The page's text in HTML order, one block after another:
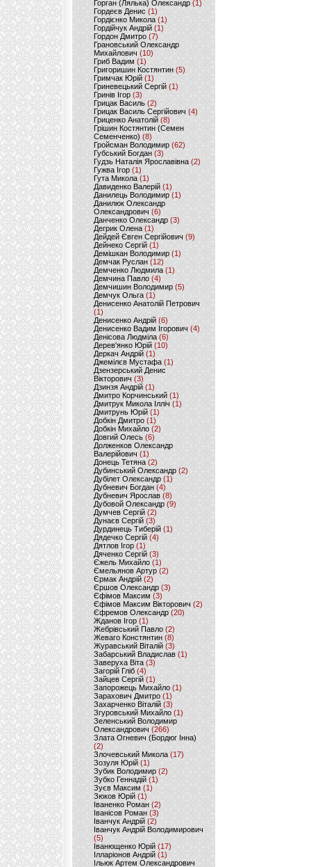
Горган (Лялька) Олександр(1)
Гордеєв Денис (1)
Гордієнко Микола (1)
Гордійчук Андрій (1)
Гордон Дмитро (7)
Грановський Олександр
Михайлович (10)
Гриб Вадим (1)
Григоришин Костянтин (5)
Гримчак Юрій(1)
Гриневецький Сергій(1)
Гринів Ігор (3)
Грицак Василь (2)
Грицак Василь Сергійович (4)
Гриценко Анатолій (8)
Грішин Костянтин (Семен
Семенченко)(8)
Гройсман Володимир(62)
Губський Богдан (3)
Гудзь Наталія Ярославівна(2)
Гужва Ігор (1)
Гута Микола (1)
Давиденко Валерій (1)
Данилець Володимир(1)
Данилюк Олександр
Олександрович (6)
Данченко Олександр (3)
Дегрик Олена(1)
Дейдей Євген Сергійович(9)
Дейнеко Сергій (1)
Демішкан Володимир(1)
Демчак Руслан (12)
Демченко Людмила (1)
Демчина Павло (4)
Демчишин Володимир (5)
Демчук Ольга(1)
Денисенко Анатолій Петрович
(1)
Денисенко Андрій (6)
Денисенко Вадим Ігорович (4)
Денісова Людміла(6)
Дерев'янко Юрій(10)
Деркач Андрій(1)
Джемілєв Мустафа (1)
Дзензерський Денис
Вікторович (3)
Дзинзя Андрій (1)
Дмитро Корчинський (1)
Дмитрук Микола Ілліч (1)
Дмитрунь Юрій (1)
Добкін Дмитро(1)
Добкін Михайло (2)
Довгий Олесь (6)
Долженков Олександр
Валерійович (1)
Донець Тетяна (2)
Дубинський Олександр(2)
Дубілет Олександр (1)
Дубневич Богдан (4)
Дубневич Ярослав (8)
Дубовой Олександр(9)
Думчев Сергій (2)
Дунаєв Сергій(3)
Дурдинець Тиберій (1)
Дядечко Сергій (4)
Дятлов Ігор (1)
Дяченко Сергій (3)
Єжель Михайло (1)
Ємельянов Артур (2)
Єрмак Андрій (2)
Єршов Олександр (3)
Єфімов Максим (3)
Єфімов Максим Вікторович (2)
Єфремов Олександр (20)
Жданов Ігор (1)
Жебрівський Павло (2)
Жеваго Констянтин (8)
Журавський Віталій (3)
Забарський Владислав (1)
Заверуха Віта (3)
Загорій Гліб (4)
Зайцев Сергій(1)
Запорожець Михайло (1)
Зарахович Дмитро (1)
Захарченко Віталій (3)
Згуровський Михайло (1)
Зеленський Володимир
Олександрович (266)
Злата Огневич (Бордюг Інна)
(2)
Злочевський Микола(17)
Зозуля Юрій (1)
Зубик Володимир (2)
Зубко Геннадій (1)
Зуєв Максим(1)
Зюков Юрій (1)
Іваненко Роман (2)
Іванісов Роман (3)
Іванчук Андрій(2)
Іванчук Андрій Володимирович
(5)
Іванющенко Юрій (17)
Ілларіонов Андрій (1)
Ільюк Артем Олександрович